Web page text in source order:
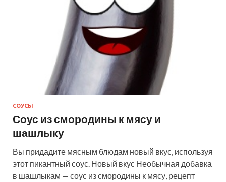
СОУСЫ
Соус из смородины к мясу и
шашлыку
Вы придадите мясным блюдам новый вкус, используя
этот пикантный соус. Новый вкус Необычная добавка
в шашлыкам — соус из смородины к мясу, рецепт